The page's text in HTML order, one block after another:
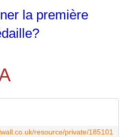
la première
resource/private/185101